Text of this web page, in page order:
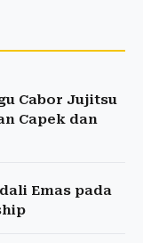
Cabor Jujitsu
Capek dan
Emas pada